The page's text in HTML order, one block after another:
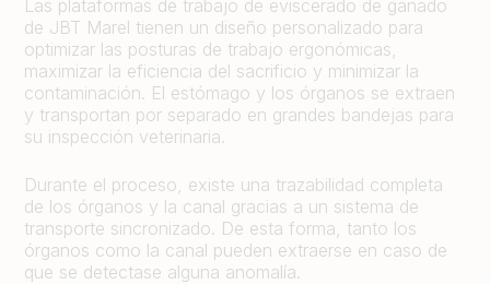
Las plataformas de trabajo de eviscerado de ganado
de JBT Marel tienen un diseño personalizado para
optimizar las posturas de trabajo ergonómicas,
maximizar la eficiencia del sacrificio y minimizar la
contaminación. El estómago y los órganos se extraen
y transportan por separado en grandes bandejas para
su inspección veterinaria.
Durante el proceso, existe una trazabilidad completa
de los órganos y la canal gracias a un sistema de
transporte sincronizado. De esta forma, tanto los
órganos como la canal pueden extraerse en caso de
que se detectase alguna anomalía.